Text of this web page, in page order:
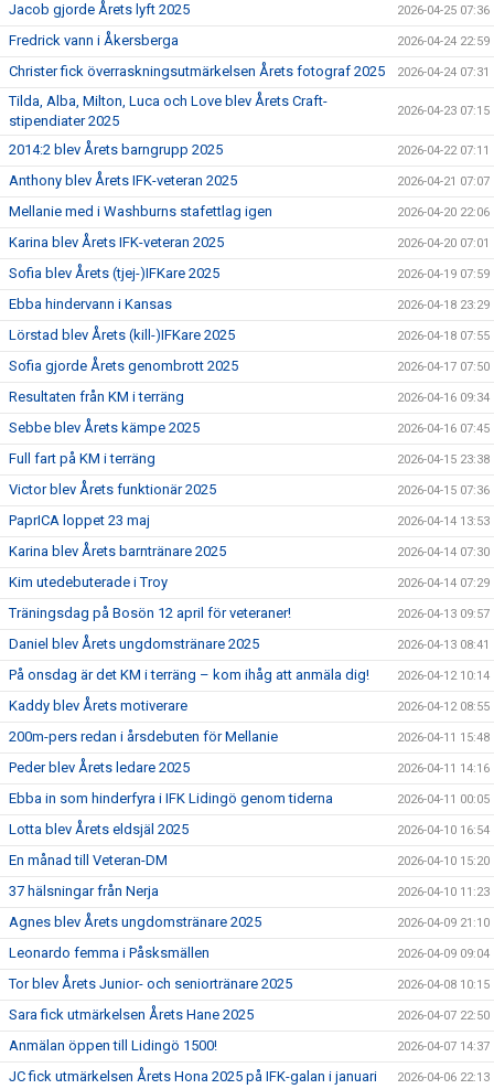
Jacob gjorde Årets lyft 2025 2026-04-25 07:36
Fredrick vann i Åkersberga 2026-04-24 22:59
Christer fick överraskningsutmärkelsen Årets fotograf 2025 2026-04-24 07:31
Tilda, Alba, Milton, Luca och Love blev Årets Craft-
stipendiater 2025
2026-04-23 07:15
2014:2 blev Årets barngrupp 2025 2026-04-22 07:11
Anthony blev Årets IFK-veteran 2025 2026-04-21 07:07
Mellanie med i Washburns stafettlag igen 2026-04-20 22:06
Karina blev Årets IFK-veteran 2025 2026-04-20 07:01
Sofia blev Årets (tjej-)IFKare 2025 2026-04-19 07:59
Ebba hindervann i Kansas 2026-04-18 23:29
Lörstad blev Årets (kill-)IFKare 2025 2026-04-18 07:55
Sofia gjorde Årets genombrott 2025 2026-04-17 07:50
Resultaten från KM i terräng 2026-04-16 09:34
Sebbe blev Årets kämpe 2025 2026-04-16 07:45
Full fart på KM i terräng 2026-04-15 23:38
Victor blev Årets funktionär 2025 2026-04-15 07:36
PaprICA loppet 23 maj 2026-04-14 13:53
Karina blev Årets barntränare 2025 2026-04-14 07:30
Kim utedebuterade i Troy 2026-04-14 07:29
Träningsdag på Bosön 12 april för veteraner! 2026-04-13 09:57
Daniel blev Årets ungdomstränare 2025 2026-04-13 08:41
På onsdag är det KM i terräng – kom ihåg att anmäla dig! 2026-04-12 10:14
Kaddy blev Årets motiverare 2026-04-12 08:55
200m-pers redan i årsdebuten för Mellanie 2026-04-11 15:48
Peder blev Årets ledare 2025 2026-04-11 14:16
Ebba in som hinderfyra i IFK Lidingö genom tiderna 2026-04-11 00:05
Lotta blev Årets eldsjäl 2025 2026-04-10 16:54
En månad till Veteran-DM 2026-04-10 15:20
37 hälsningar från Nerja 2026-04-10 11:23
Agnes blev Årets ungdomstränare 2025 2026-04-09 21:10
Leonardo femma i Påsksmällen 2026-04-09 09:04
Tor blev Årets Junior- och seniortränare 2025 2026-04-08 10:15
Sara fick utmärkelsen Årets Hane 2025 2026-04-07 22:50
Anmälan öppen till Lidingö 1500! 2026-04-07 14:37
JC fick utmärkelsen Årets Hona 2025 på IFK-galan i januari 2026-04-06 22:13